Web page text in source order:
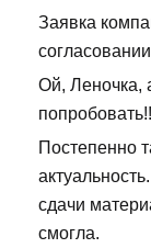
Заявка
Ой, Леночка,
Постепенно
сдачи
смогла.